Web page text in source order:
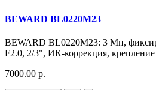
BEWARD BL0220M23
BEWARD BL0220M23: 3 Мп,
F2.0, 2/3", ИК-коррекция,
7000.00 р.